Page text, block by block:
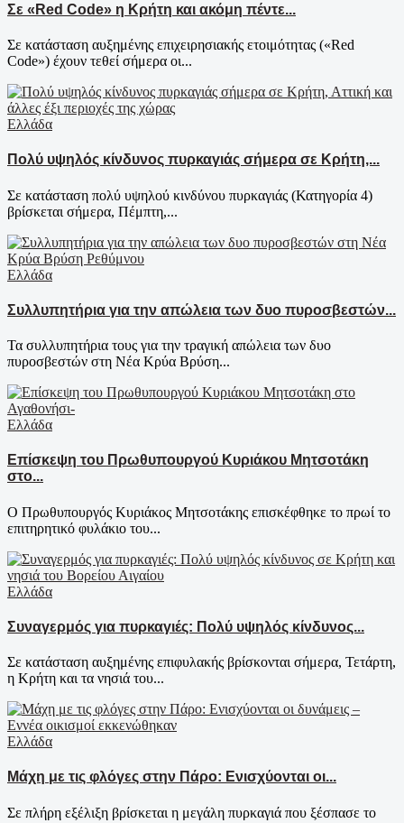
Σε «Red Code» η Κρήτη και ακόμη πέντε...
Σε κατάσταση αυξημένης επιχειρησιακής ετοιμότητας («Red
Code») έχουν τεθεί σήμερα οι...
Ελλάδα
Πολύ υψηλός κίνδυνος πυρκαγιάς σήμερα σε Κρήτη,...
Σε κατάσταση πολύ υψηλού κινδύνου πυρκαγιάς (Κατηγορία 4)
βρίσκεται σήμερα, Πέμπτη,...
Ελλάδα
Συλλυπητήρια για την απώλεια των δυο πυροσβεστών...
Τα συλλυπητήρια τους για την τραγική απώλεια των δυο
πυροσβεστών στη Νέα Κρύα Βρύση...
Ελλάδα
Επίσκεψη του Πρωθυπουργού Κυριάκου Μητσοτάκη
στο...
Ο Πρωθυπουργός Κυριάκος Μητσοτάκης επισκέφθηκε το πρωί το
επιτηρητικό φυλάκιο του...
Ελλάδα
Συναγερμός για πυρκαγιές: Πολύ υψηλός κίνδυνος...
Σε κατάσταση αυξημένης επιφυλακής βρίσκονται σήμερα, Τετάρτη,
η Κρήτη και τα νησιά του...
Ελλάδα
Μάχη με τις φλόγες στην Πάρο: Ενισχύονται οι...
Σε πλήρη εξέλιξη βρίσκεται η μεγάλη πυρκαγιά που ξέσπασε το